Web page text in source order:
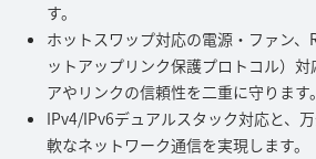
す。
ホットスワップ対応の電源・ファン、
ットアップリンク保護プロトコル）
アやリンクの信頼性を二重に守ります。
IPv4/IPv6デュアルスタック対応と、
軟なネットワーク通信を実現します。